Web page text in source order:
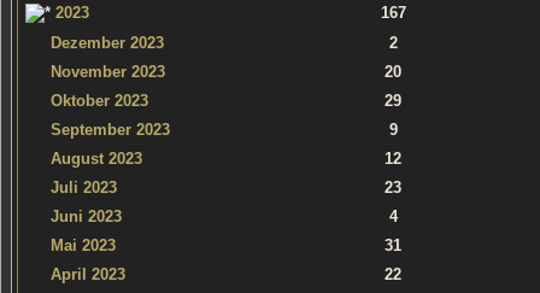
2023
167
Dezember 2023
2
November 2023
20
Oktober 2023
29
September 2023
9
August 2023
12
Juli 2023
23
Juni 2023
4
Mai 2023
31
April 2023
22